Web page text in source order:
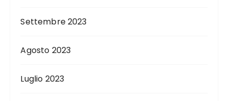
Settembre 2023
Agosto 2023
Luglio 2023